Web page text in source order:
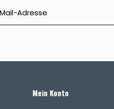
Mein Konto